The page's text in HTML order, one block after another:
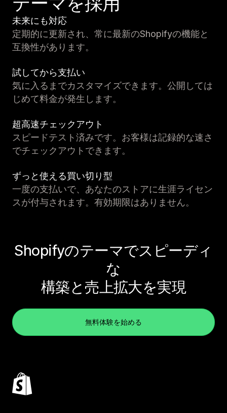
未来にも対応
定期的に更新され、常に最新のShopifyの機能と
互換性があります。
試してから支払い
気に入るまでカスタマイズできます。公開しては
じめて料金が発生します。
超高速チェックアウト
スピードテスト済みです。お客様は記録的な速さ
でチェックアウトできます。
ずっと使える買い切り型
一度の支払いで、あなたのストアに生涯ライセン
スが付与されます。有効期限はありません。
Shopifyのテーマでスピーディ
な
構築と売上拡大を実現
無料体験を始める